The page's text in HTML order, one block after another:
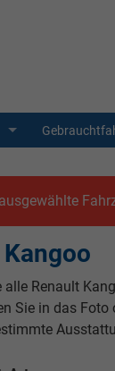
alle Renault
Sie in das